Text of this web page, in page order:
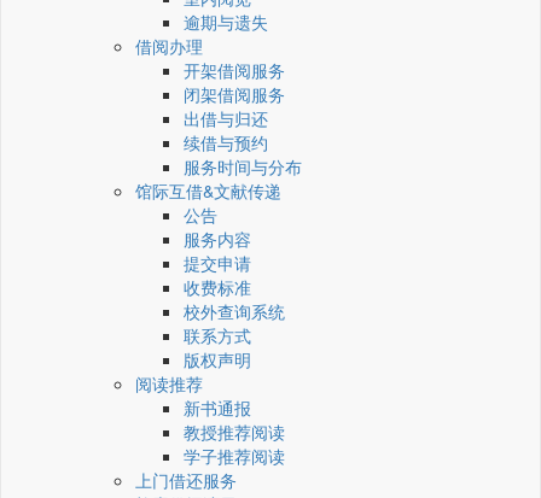
逾期与遗失
借阅办理
开架借阅服务
闭架借阅服务
出借与归还
续借与预约
服务时间与分布
馆际互借&文献传递
公告
服务内容
提交申请
收费标准
校外查询系统
联系方式
版权声明
阅读推荐
新书通报
教授推荐阅读
学子推荐阅读
上门借还服务